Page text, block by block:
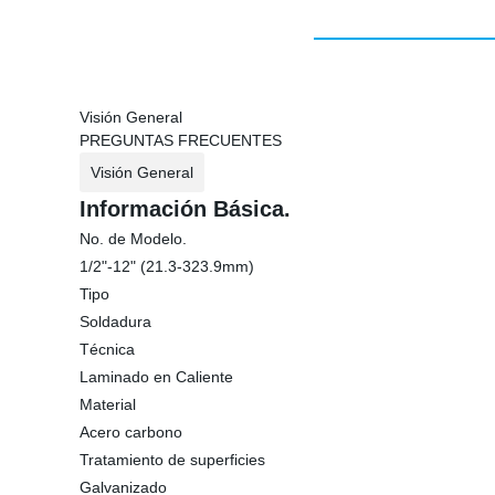
Visión General
PREGUNTAS FRECUENTES
Visión General
Información Básica.
No. de Modelo.
1/2"-12" (21.3-323.9mm)
Tipo
Soldadura
Técnica
Laminado en Caliente
Material
Acero carbono
Tratamiento de superficies
Galvanizado